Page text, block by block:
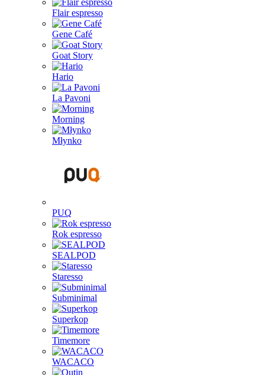
Flair espresso
Gene Café
Goat Story
Hario
La Pavoni
Morning
Młynko
PUQ
Rok espresso
SEALPOD
Staresso
Subminimal
Superkop
Timemore
WACACO